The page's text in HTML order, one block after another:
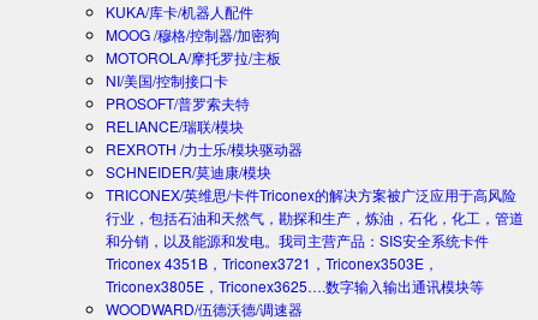
KUKA/库卡/机器人配件
MOOG /穆格/控制器/加密狗
MOTOROLA/摩托罗拉/主板
NI/美国/控制接口卡
PROSOFT/普罗索夫特
RELIANCE/瑞联/模块
REXROTH /力士乐/模块驱动器
SCHNEIDER/莫迪康/模块
TRICONEX/英维思/卡件Triconex的解决方案被广泛应用于高风险
行业，包括石油和天然气，勘探和生产，炼油，石化，化工，管道
和分销，以及能源和发电。我司主营产品：SIS安全系统卡件
Triconex 4351B，Triconex3721，Triconex3503E，
Triconex3805E，Triconex3625….数字输入输出通讯模块等
WOODWARD/伍德沃德/调速器